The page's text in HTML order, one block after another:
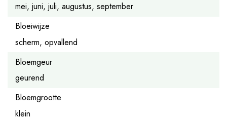
mei, juni, juli, augustus, september
Bloeiwijze
scherm, opvallend
Bloemgeur
geurend
Bloemgrootte
klein